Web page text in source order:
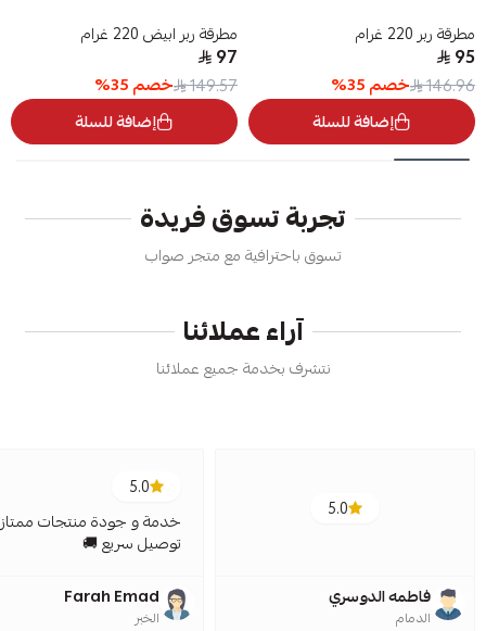
مطرقة ربر 220 غرام
95
146.96 خصم35
%
إضافة للسلة
مطرقة ربر ابيض 220 غرام
97
149.57 خصم35
%
إضافة للسلة
تجربة تسوق فريدة
تسوق باحترافية مع متجر صواب
آراء عملائنا
نتشرف بخدمة جميع عملائنا
5.0
فاطمه الدوسري
الدمام
5.0
خدمة و جودة منتجات
توصيل سريع 🚚
Farah Emad
الخبر